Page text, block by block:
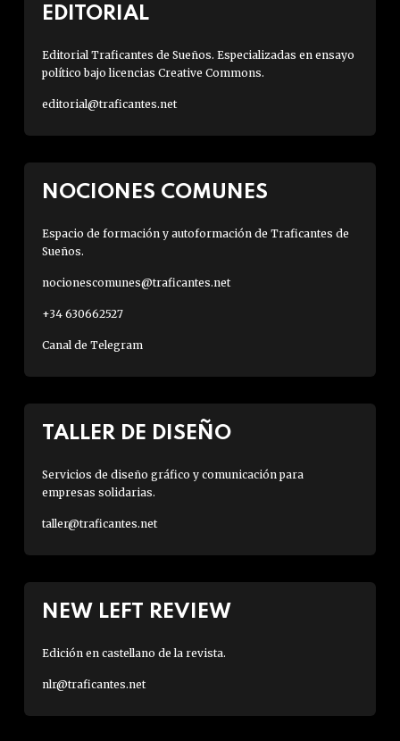
EDITORIAL
Editorial Traficantes de Sueños. Especializadas en ensayo
político bajo licencias Creative Commons.
editorial@traficantes.net
NOCIONES COMUNES
Espacio de formación y autoformación de Traficantes de
Sueños.
nocionescomunes@traficantes.net
+34 630662527
Canal de Telegram
TALLER DE DISEÑO
Servicios de diseño gráfico y comunicación para
empresas solidarias.
taller@traficantes.net
NEW LEFT REVIEW
Edición en castellano de la revista.
nlr@traficantes.net